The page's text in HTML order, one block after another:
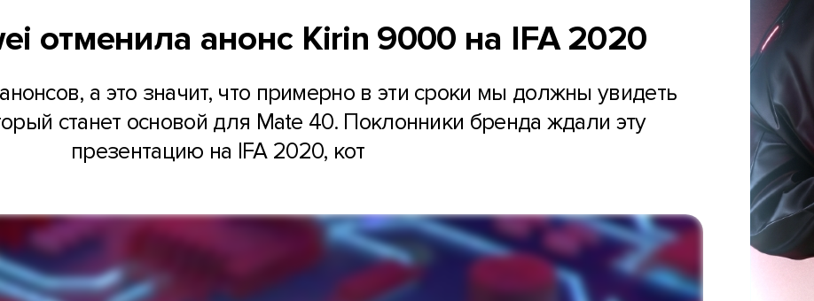
отменила анонс Kirin 9000 на IFA 2020
а это значит, что примерно в эти сроки мы должны увидеть
станет основой для Mate 40. Поклонники бренда ждали эту
презентацию на IFA 2020, кот